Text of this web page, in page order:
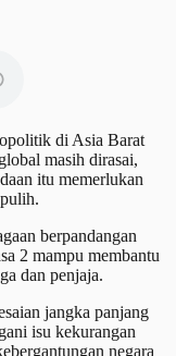
di Asia Barat
masih dirasai,
itu memerlukan
berpandangan
2 mampu membantu
dan penjaja.
jangka panjang
isu kekurangan
negara